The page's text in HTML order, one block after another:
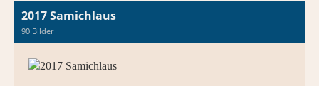
2017 Samichlaus
90 Bilder